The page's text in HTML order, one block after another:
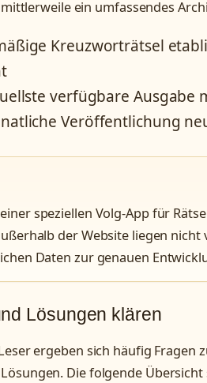
ein umfassendes
Kreuzworträtsel
verfügbare Ausgabe
Veröffentlichung
speziellen Volg-App für
der Website liegen nicht
Daten zur genauen
Lösungen klären
ergeben sich häufig Fragen
Die folgende